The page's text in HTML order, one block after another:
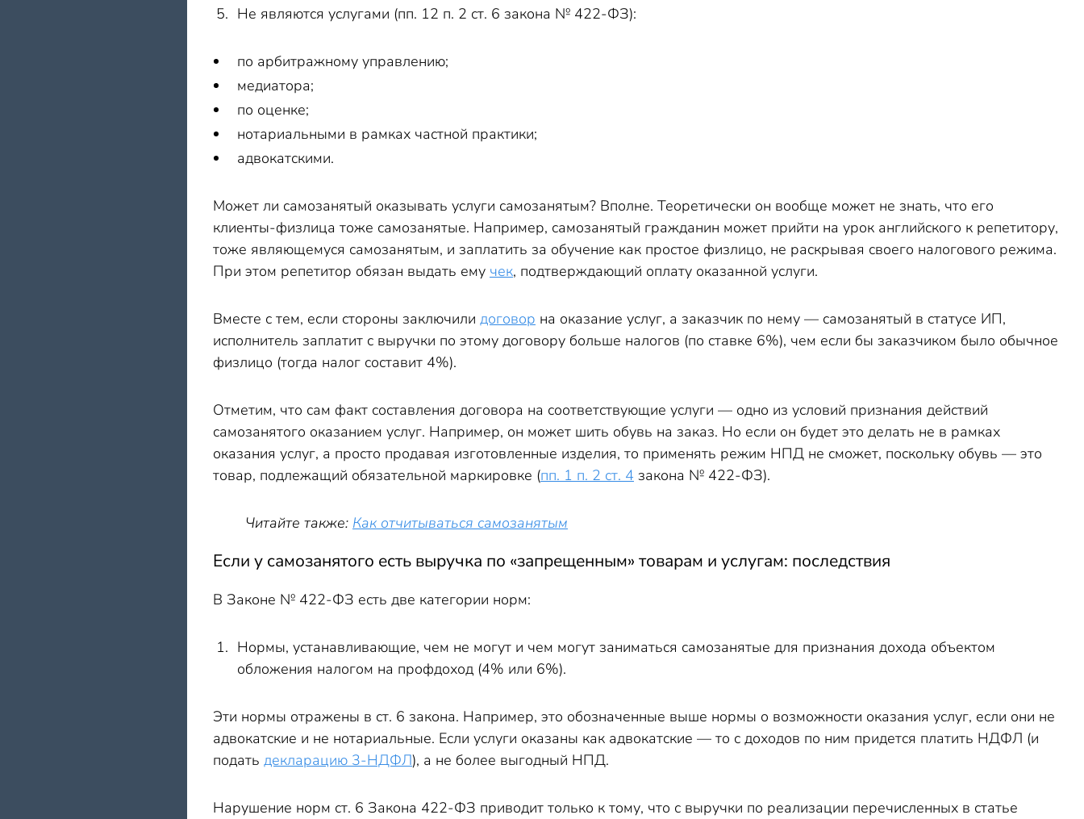
Не являются услугами (пп. 12 п. 2 ст. 6 закона № 422-ФЗ):
по арбитражному управлению;
медиатора;
по оценке;
нотариальными в рамках частной практики;
адвокатскими.
Может ли самозанятый оказывать услуги самозанятым? Вполне. Теоретически он вообще может не знать, что его
клиенты-физлица тоже самозанятые. Например, самозанятый гражданин может прийти на урок английского к репетитору,
тоже являющемуся самозанятым, и заплатить за обучение как простое физлицо, не раскрывая своего налогового режима.
При этом репетитор обязан выдать ему чек, подтверждающий оплату оказанной услуги.
Вместе с тем, если стороны заключили договор на оказание услуг, а заказчик по нему — самозанятый в статусе ИП,
исполнитель заплатит с выручки по этому договору больше налогов (по ставке 6%), чем если бы заказчиком было обычное
физлицо (тогда налог составит 4%).
Отметим, что сам факт составления договора на соответствующие услуги — одно из условий признания действий
самозанятого оказанием услуг. Например, он может шить обувь на заказ. Но если он будет это делать не в рамках
оказания услуг, а просто продавая изготовленные изделия, то применять режим НПД не сможет, поскольку обувь — это
товар, подлежащий обязательной маркировке (пп. 1 п. 2 ст. 4 закона № 422-ФЗ).
Читайте также: Как отчитываться самозанятым
Если у самозанятого есть выручка по «запрещенным» товарам и услугам: последствия
В Законе № 422-ФЗ есть две категории норм:
Нормы, устанавливающие, чем не могут и чем могут заниматься самозанятые для признания дохода объектом
обложения налогом на профдоход (4% или 6%).
Эти нормы отражены в ст. 6 закона. Например, это обозначенные выше нормы о возможности оказания услуг, если они не
адвокатские и не нотариальные. Если услуги оказаны как адвокатские — то с доходов по ним придется платить НДФЛ (и
подать декларацию 3-НДФЛ), а не более выгодный НПД.
Нарушение норм ст. 6 Закона 422-ФЗ приводит только к тому, что с выручки по реализации перечисленных в статье